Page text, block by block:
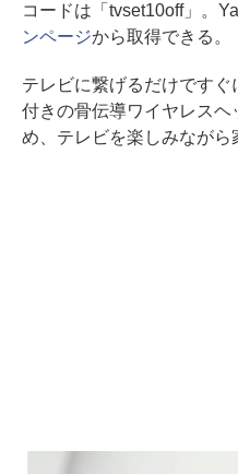
コードは「tvset10off」。
ンページから取得できる。
テレビに繋げるだけです
付きの骨伝導ワイヤレス
め、テレビを楽しみながら